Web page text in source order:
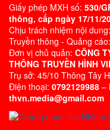
Giấy phép MXH số: 530/
thông, cấp ngày 17/11/
Chịu trách nhiệm nội dung:
Truyền thông - Quảng cáo:
Đơn vị chủ quản: CÔNG
THÔNG TRUYỀN HÌNH
Trụ sở: 45/10 Thông Tây
Điện thoại: 0792129988 –
thvn.media@gmail.com